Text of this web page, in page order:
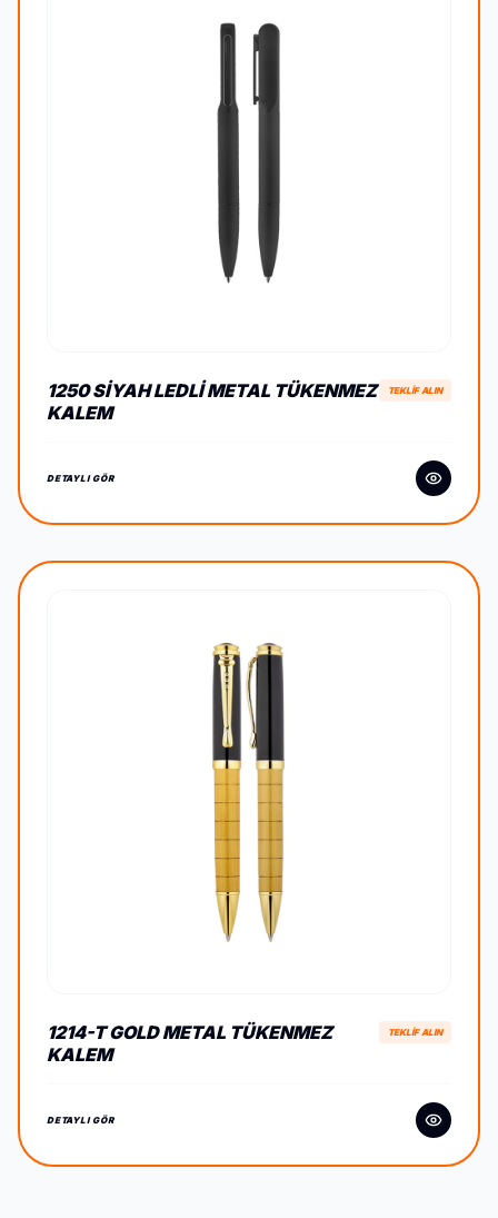
1250 SIYAH LEDLI METAL TÜKENMEZ
KALEM
TEKLİF ALIN
DETAYLI GÖR
1214-T GOLD METAL TÜKENMEZ
KALEM
TEKLİF ALIN
DETAYLI GÖR